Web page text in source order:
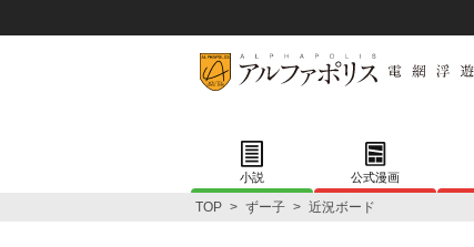
小説 公式漫画
TOP > ずー子 > 近況ボード